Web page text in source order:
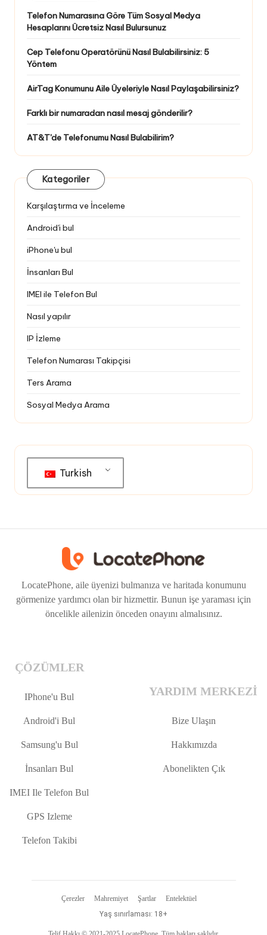
Telefon Numarasına Göre Tüm Sosyal Medya
Hesaplarını Ücretsiz Nasıl Bulursunuz
Cep Telefonu Operatörünü Nasıl Bulabilirsiniz: 5
Yöntem
AirTag Konumunu Aile Üyeleriyle Nasıl Paylaşabilirsiniz?
Farklı bir numaradan nasıl mesaj gönderilir?
AT&T'de Telefonumu Nasıl Bulabilirim?
Kategoriler
Karşılaştırma ve İnceleme
Android'i bul
iPhone'u bul
İnsanları Bul
IMEI ile Telefon Bul
Nasıl yapılır
IP İzleme
Telefon Numarası Takipçisi
Ters Arama
Sosyal Medya Arama
Turkish
LocatePhone, aile üyenizi bulmanıza ve haritada konumunu
görmenize yardımcı olan bir hizmettir. Bunun işe yaraması için
öncelikle ailenizin önceden onayını almalısınız.
ÇÖZÜMLER
IPhone'u Bul
Android'i Bul
Samsung'u Bul
İnsanları Bul
IMEI Ile Telefon Bul
GPS Izleme
Telefon Takibi
YARDIM MERKEZI
Bize Ulaşın
Hakkımızda
Abonelikten Çık
Çerezler Mahremiyet Şartlar
Entelektüel
Yaş sınırlaması: 18+